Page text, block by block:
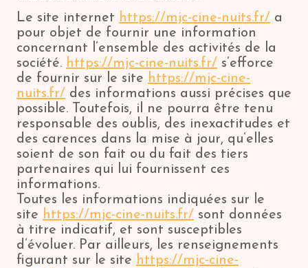
Le site internet https://mjc-cine-nuits.fr/ a
pour objet de fournir une information
concernant l’ensemble des activités de la
société. https://mjc-cine-nuits.fr/ s’efforce
de fournir sur le site https://mjc-cine-
nuits.fr/ des informations aussi précises que
possible. Toutefois, il ne pourra être tenu
responsable des oublis, des inexactitudes et
des carences dans la mise à jour, qu’elles
soient de son fait ou du fait des tiers
partenaires qui lui fournissent ces
informations.
Toutes les informations indiquées sur le
site https://mjc-cine-nuits.fr/ sont données
à titre indicatif, et sont susceptibles
d’évoluer. Par ailleurs, les renseignements
figurant sur le site https://mjc-cine-